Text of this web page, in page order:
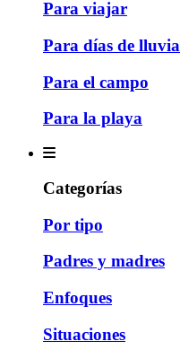
Para viajar
Para días de lluvia
Para el campo
Para la playa
Categorías
Por tipo
Padres y madres
Enfoques
Situaciones